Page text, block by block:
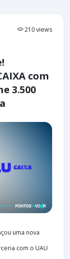
210 views
com
3.500
uma nova
com o UAU